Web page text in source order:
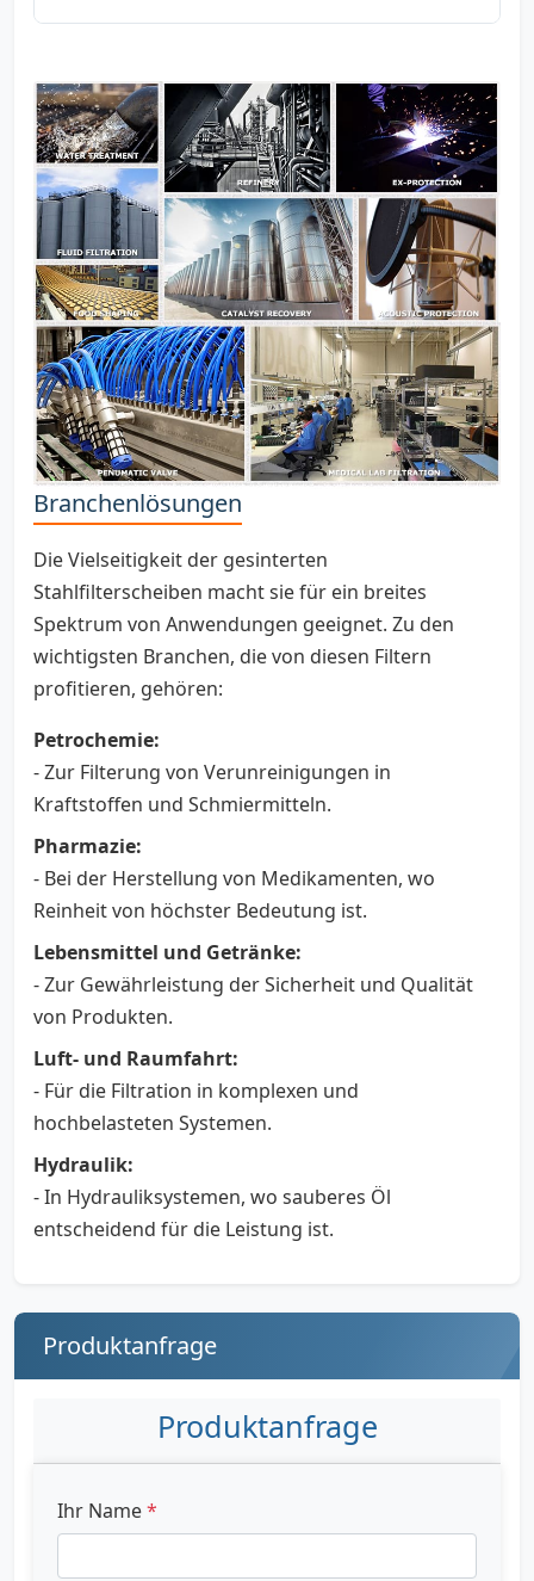
Branchenlösungen
Die Vielseitigkeit der gesinterten
Stahlfilterscheiben macht sie für ein breites
Spektrum von Anwendungen geeignet. Zu den
wichtigsten Branchen, die von diesen Filtern
profitieren, gehören:
Petrochemie:
- Zur Filterung von Verunreinigungen in
Kraftstoffen und Schmiermitteln.
Pharmazie:
- Bei der Herstellung von Medikamenten, wo
Reinheit von höchster Bedeutung ist.
Lebensmittel und Getränke:
- Zur Gewährleistung der Sicherheit und Qualität
von Produkten.
Luft- und Raumfahrt:
- Für die Filtration in komplexen und
hochbelasteten Systemen.
Hydraulik:
- In Hydrauliksystemen, wo sauberes Öl
entscheidend für die Leistung ist.
Produktanfrage
Produktanfrage
Ihr Name*